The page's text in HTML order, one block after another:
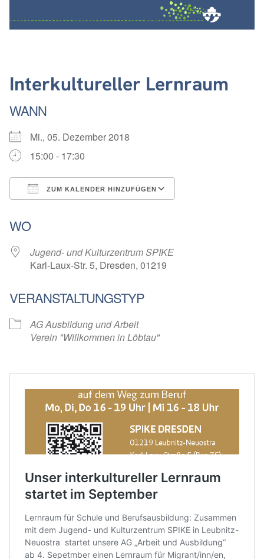
Interkultureller Lernraum
WANN
Mi., 05. Dezember 2018
15:00 - 17:30
ZUM KALENDER HINZUFÜGEN
WO
Jugend- und Kulturzentrum SPIKE
Karl-Laux-Str. 5, Dresden, 01219
VERANSTALTUNGSTYP
AG Ausbildung und Arbeit
Verein "Willkommen in Löbtau"